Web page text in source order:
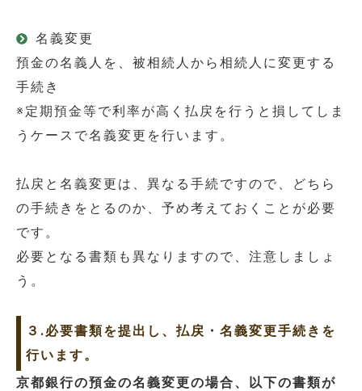
名義変更
預金の名義人を、被相続人から相続人に変更する
手続き
※定期預金等で利率が高く払戻を行うと損してしま
うケースで名義変更を行います。
払戻と名義変更は、異なる手続ですので、どちら
の手続きをとるのか、予め考えておくことが必要
です。
必要となる書類も異なりますので、注意しましょ
う。
３.必要書類を提出し、払戻・名義変更手続きを
行います。
京都銀行の預金の名義変更の場合、以下の書類が